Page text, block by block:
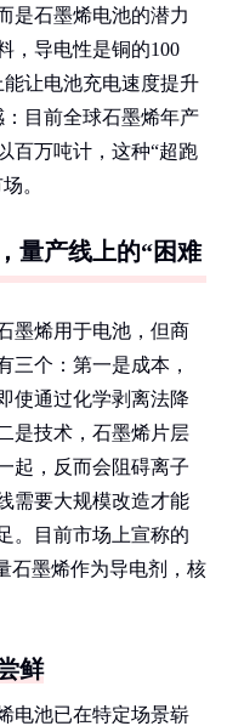
是石墨烯电池的潜力
，导电性是铜的100
让电池充电速度提升
目前全球石墨烯年产
百万吨计，这种“超跑
。
量产线上的“困难
墨烯用于电池，但商
三个：第一是成本，
使通过化学剥离法降
是技术，石墨烯片层
起，反而会阻碍离子
需要大规模改造才能
。目前市场上宣称的
石墨烯作为导电剂，核
鲜
电池已在特定场景崭